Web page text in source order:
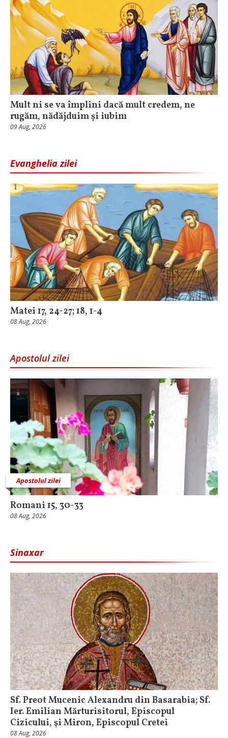
Mult ni se va împlini dacă mult credem, ne
rugăm, nădăjduim și iubim
09 Aug, 2026
Evanghelia zilei
Matei 17, 24-27; 18, 1-4
08 Aug, 2026
Apostolul zilei
Apostolul zilei
Romani 15, 30-33
08 Aug, 2026
Sinaxar
Sf. Preot Mucenic Alexandru din Basarabia; Sf.
Ier. Emilian Mărturisitorul, Episcopul
Cizicului, şi Miron, Episcopul Cretei
08 Aug, 2026